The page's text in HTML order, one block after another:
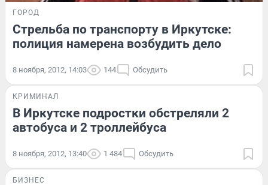
ГОРОД
Стрельба по транспорту в Иркутске:
полиция намерена возбудить дело
8 ноября, 2012, 14:03 144 Обсудить
КРИМИНАЛ
В Иркутске подростки обстреляли 2
автобуса и 2 троллейбуса
8 ноября, 2012, 13:40 1 484 Обсудить
БИЗНЕС